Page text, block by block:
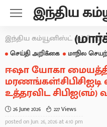
இந்திய
இந்திய கம்யூனிஸ்ட் கட்சி
செய்தி அறிக்கை மாநில
ஈஷா யோகா
உத்தரவிட சிபிஐ(எம்)
26 June 2026
227 Views
posted onJun. 26, 2026 at 4:10 pm